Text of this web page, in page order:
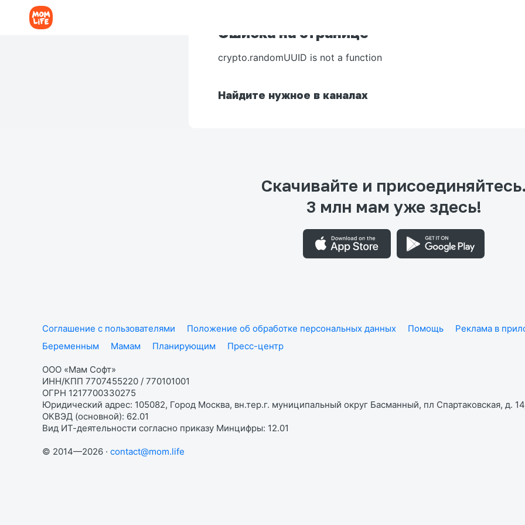
Ошибка на странице
crypto.randomUUID is not a function
Найдите нужное в каналах
Скачивайте и присоединяйтесь.
3 млн мам уже здесь!
Соглашение с пользователями Положение об обработке персональных данных Помощь Реклама в
Беременным
Мамам Планирующим Пресс-центр
ООО «Мам Софт»
ИНН/КПП 7707455220 / 770101001
ОГРН 1217700330275
Юридический адрес: 105082, Город Москва, вн.тер.г. муниципальный округ Басманный, пл Спартаковская, д.
ОКВЭД (основной): 62.01
Вид ИТ-деятельности согласно приказу Минцифры: 12.01
© 2014—2026 · contact@mom.life